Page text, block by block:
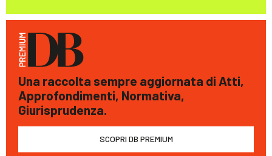
Una raccolta sempre aggiornata di Atti,
Approfondimenti, Normativa,
Giurisprudenza.
SCOPRI DB PREMIUM